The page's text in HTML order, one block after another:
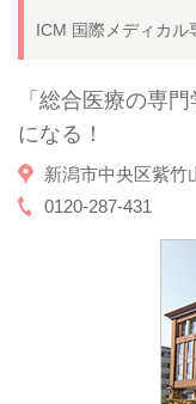
ICM 国際メディカル
「総合医療の専
になる！
新潟市中央区紫竹
0120-287-431